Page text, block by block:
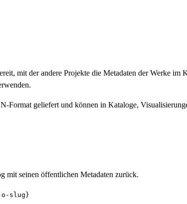
mit der andere Projekte die Metadaten der Werke
Format geliefert und können in Kataloge,
mit seinen öffentlichen Metadaten zurück.
slug}